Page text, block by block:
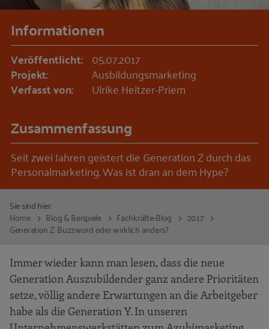
Informationen
Veröffentlicht: 05.07.2017
Projekt: Ausbildungsmarketing
Verfasst von: Ulrike Heitzer-Priem
Zusammenfassung
Seit zwei Jahren geistert die Generation Z durch das
Personalmarketing. Was ist dran an dem Hype?
Sie sind hier:
Home
Blog & Beispiele Fachkräfte-Blog
2017
Generation Z: Buzzword oder wirklich anders?
Immer wieder kann man lesen, dass die neue
Generation Auszubildender ganz andere Prioritäten
setze, völlig andere Erwartungen an die Arbeitgeber
habe als die Generation Y. In unseren